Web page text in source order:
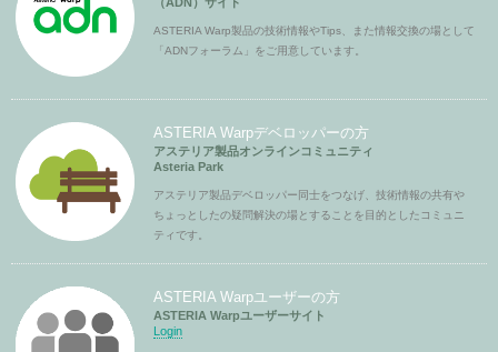
ASTERIA Warp製品の技術情報やTips、また情報交換の場として
「ADNフォーラム」をご用意しています。
ASTERIA Warpデベロッパーの方
アステリア製品オンラインコミュニティ
Asteria Park
アステリア製品デベロッパー同士をつなげ、技術情報の共有や
ちょっとしたの疑問解決の場とすることを目的としたコミュニ
ティです。
ASTERIA Warpユーザーの方
ASTERIA Warpユーザーサイト
Login